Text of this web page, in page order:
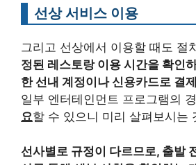
선상 서비스 이용
그리고 선상에서 이용할 때도 절
정된 레스토랑 이용 시간을 확인
한 선내 계정이나 신용카드로 결제
일부 엔터테인먼트 프로그램의
요할 수 있으니 미리 살펴보시는
선사별로 규정이 다르므로, 출발